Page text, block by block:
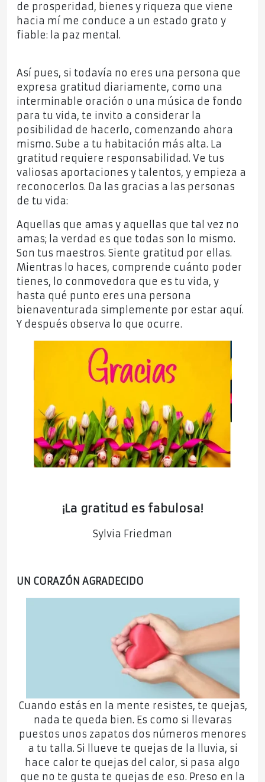
de prosperidad, bienes y riqueza que viene
hacia mí me conduce a un estado grato y
fiable: la paz mental.
Así pues, si todavía no eres una persona que
expresa gratitud diariamente, como una
interminable oración o una música de fondo
para tu vida, te invito a considerar la
posibilidad de hacerlo, comenzando ahora
mismo. Sube a tu habitación más alta. La
gratitud requiere responsabilidad. Ve tus
valiosas aportaciones y talentos, y empieza a
reconocerlos. Da las gracias a las personas
de tu vida:
Aquellas que amas y aquellas que tal vez no
amas; la verdad es que todas son lo mismo.
Son tus maestros. Siente gratitud por ellas.
Mientras lo haces, comprende cuánto poder
tienes, lo conmovedora que es tu vida, y
hasta qué punto eres una persona
bienaventurada simplemente por estar aquí.
Y después observa lo que ocurre.
¡La gratitud es fabulosa!
Sylvia Friedman
UN CORAZÓN AGRADECIDO
Cuando estás en la mente resistes, te quejas,
nada te queda bien. Es como si llevaras
puestos unos zapatos dos números menores
a tu talla. Si llueve te quejas de la lluvia, si
hace calor te quejas del calor, si pasa algo
que no te gusta te quejas de eso. Preso en la